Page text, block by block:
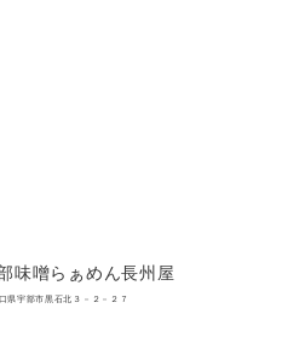
味噌らぁめん長州屋
県宇部市黒石北３－２－２７